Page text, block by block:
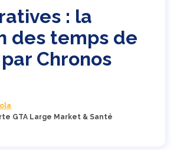
: la
des temps de
Chronos
GTA Large Market & Santé